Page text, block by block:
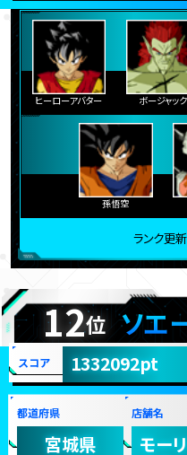
ヒーローアバター ボージャック
孫悟空
ランク更
12位 ソエ
スコア 1332092pt
都道府県
宮城県
店舗名
モー